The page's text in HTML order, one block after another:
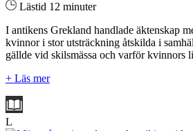
Lästid 12 minuter
I antikens Grekland handlade äktenskap
kvinnor i stor utsträckning åtskilda i
gällde vid skilsmässa och varför kvinnors
+ Läs mer
L